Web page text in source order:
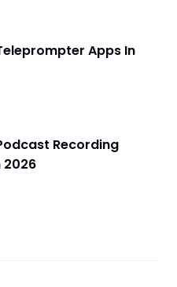
Apps In
Recording
2026